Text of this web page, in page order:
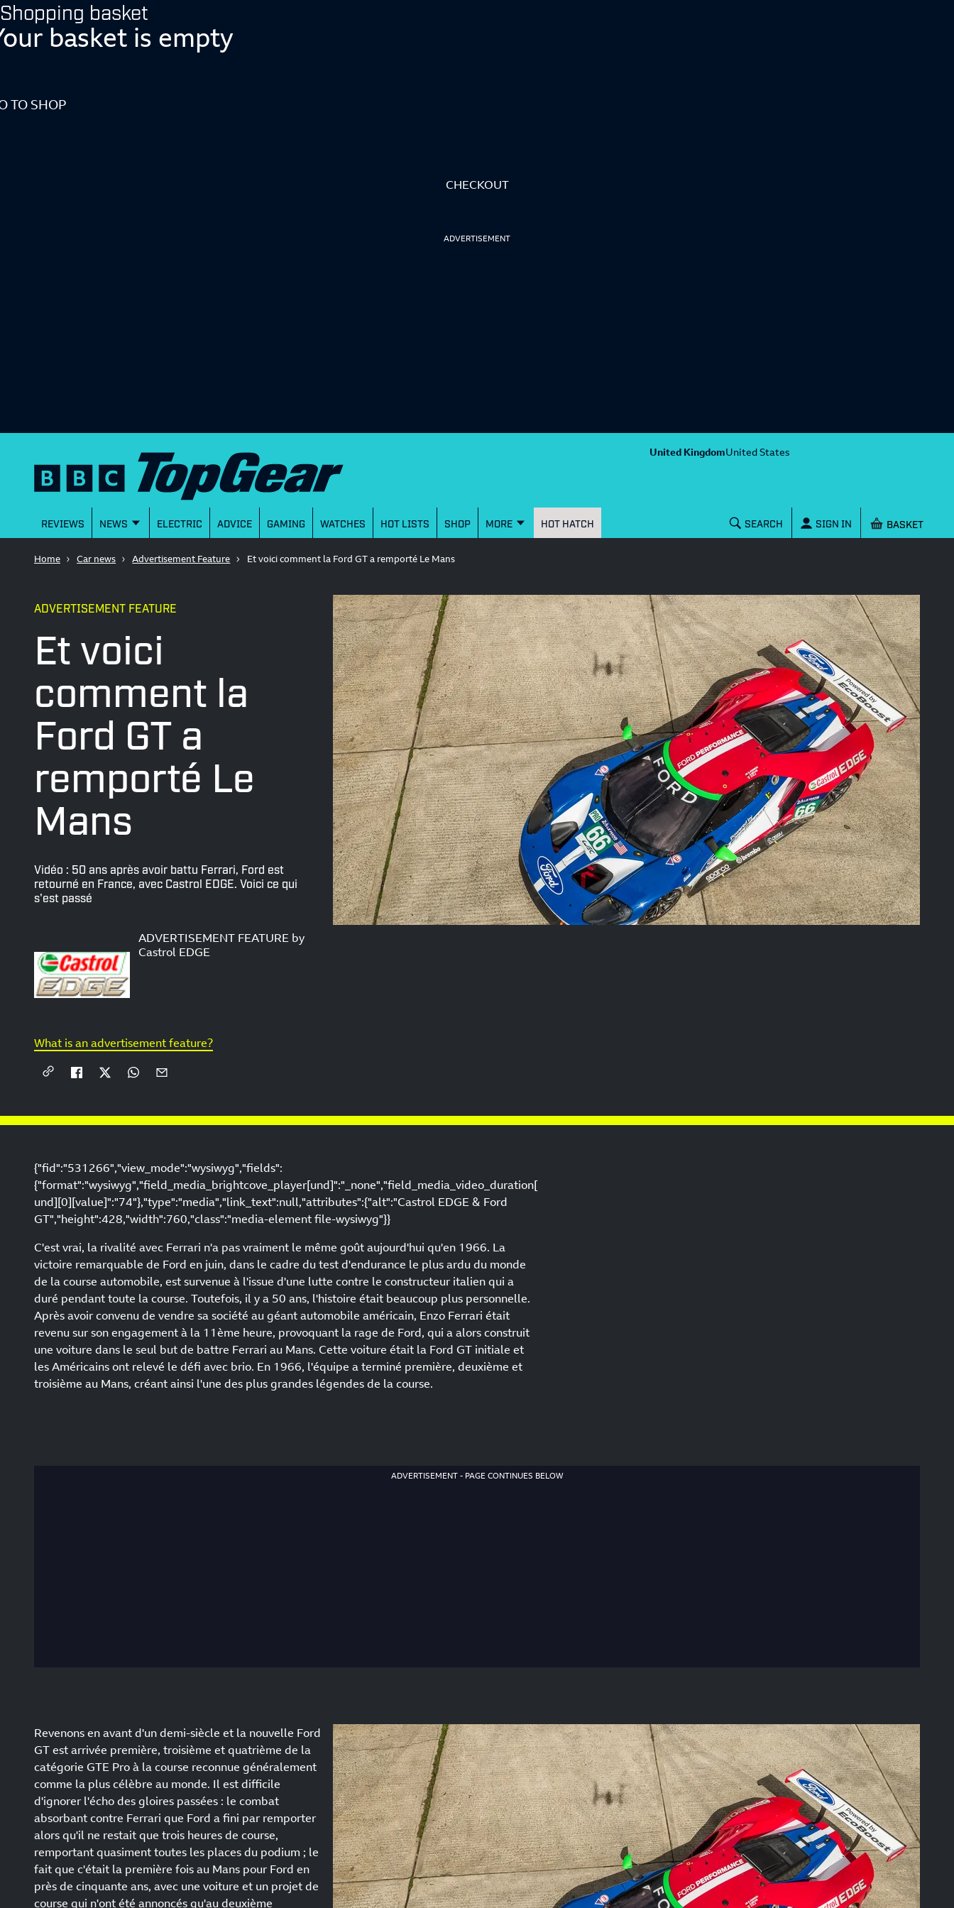
Shopping basket
basket is empty
TO SHOP
CHECKOUT
ADVERTISEMENT
United KingdomUnited States
REVIEWS NEWS ELECTRIC ADVICE GAMING WATCHES HOT LISTS SHOP MORE HOT HATCH SEARCH SIGN IN Shopping
Home Car news Advertisement Feature Et voici comment la Ford GT a remporté Le Mans
ADVERTISEMENT FEATURE
Et voici
comment la
Ford GT a
remporté Le
Mans
Vidéo : 50 ans après avoir battu Ferrari, Ford est
retourné en France, avec Castrol EDGE. Voici ce qui
s'est passé
ADVERTISEMENT FEATURE by
Castrol EDGE
What is an advertisement feature?
{"fid":"531266","view_mode":"wysiwyg","fields":
{"format":"wysiwyg","field_media_brightcove_player[und]":"_none","field_media_video_duration[
und][0][value]":"74"},"type":"media","link_text":null,"attributes":{"alt":"Castrol EDGE & Ford
GT","height":428,"width":760,"class":"media-element file-wysiwyg"}}
C'est vrai, la rivalité avec Ferrari n'a pas vraiment le même goût aujourd'hui qu'en 1966. La
victoire remarquable de Ford en juin, dans le cadre du test d'endurance le plus ardu du monde
de la course automobile, est survenue à l'issue d'une lutte contre le constructeur italien qui a
duré pendant toute la course. Toutefois, il y a 50 ans, l'histoire était beaucoup plus personnelle.
Après avoir convenu de vendre sa société au géant automobile américain, Enzo Ferrari était
revenu sur son engagement à la 11ème heure, provoquant la rage de Ford, qui a alors construit
une voiture dans le seul but de battre Ferrari au Mans. Cette voiture était la Ford GT initiale et
les Américains ont relevé le défi avec brio. En 1966, l'équipe a terminé première, deuxième et
troisième au Mans, créant ainsi l'une des plus grandes légendes de la course.
ADVERTISEMENT - PAGE CONTINUES BELOW
Revenons en avant d'un demi-siècle et la nouvelle Ford
GT est arrivée première, troisième et quatrième de la
catégorie GTE Pro à la course reconnue généralement
comme la plus célèbre au monde. Il est difficile
d'ignorer l'écho des gloires passées : le combat
absorbant contre Ferrari que Ford a fini par remporter
alors qu'il ne restait que trois heures de course,
remportant quasiment toutes les places du podium ; le
fait que c'était la première fois au Mans pour Ford en
près de cinquante ans, avec une voiture et un projet de
course qui n'ont été annoncés qu'au deuxième